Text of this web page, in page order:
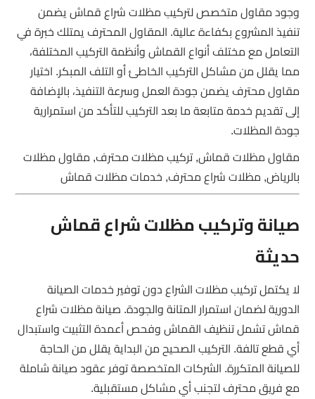
وجود مقاول متخصص لتركيب مظلات شراع قماش يضمن
تنفيذ المشروع بكفاءة عالية. المقاول المحترف يمتلك خبرة في
التعامل مع مختلف أنواع القماش وأنظمة التركيب المختلفة،
مما يقلل من مشاكل التركيب الخاطئ أو التلف المبكر. اختيار
مقاول محترف يضمن جودة العمل وسرعة التنفيذ، بالإضافة
إلى تقديم خدمة متابعة ما بعد التركيب للتأكد من استمرارية
جودة المظلات.
مقاول مظلات قماش, تركيب مظلات محترف, مقاول مظلات
بالرياض, مظلات شراع محترف, خدمات مظلات قماش
صيانة وتركيب مظلات شراع قماش
حديثة
لا يكتمل تركيب مظلات الشراع دون توفير خدمات الصيانة
الدورية لضمان استمرار المتانة والجودة. صيانة مظلات شراع
قماش تشمل تنظيف القماش وفحص أعمدة التثبيت واستبدال
أي قطع تالفة. التركيب الصحيح من البداية يقلل من الحاجة
للصيانة المتكررة. الشركات المتخصصة توفر عقود صيانة شاملة
مع فريق محترف لتجنب أي مشاكل مستقبلية.